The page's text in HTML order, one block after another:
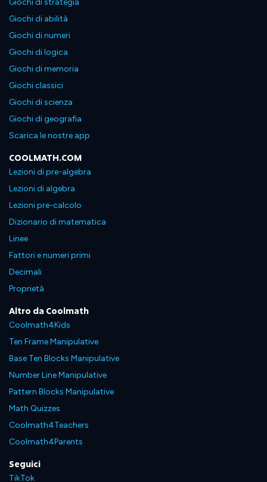
Giochi di strategia
Giochi di abilità
Giochi di numeri
Giochi di logica
Giochi di memoria
Giochi classici
Giochi di scienza
Giochi di geografia
Scarica le nostre app
COOLMATH.COM
Lezioni di pre-algebra
Lezioni di algebra
Lezioni pre-calcolo
Dizionario di matematica
Linee
Fattori e numeri primi
Decimali
Proprietà
Altro da Coolmath
Coolmath4Kids
Ten Frame Manipulative
Base Ten Blocks Manipulative
Number Line Manipulative
Pattern Blocks Manipulative
Math Quizzes
Coolmath4Teachers
Coolmath4Parents
Seguici
TikTok